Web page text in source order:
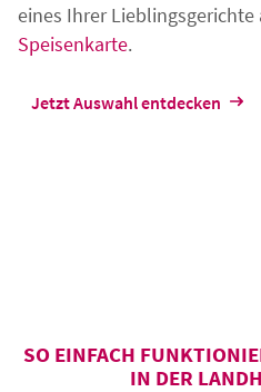
eines Ihrer
Speisenkarte.
Jetzt Auswahl entdecken
SO EINFACH
IN DER